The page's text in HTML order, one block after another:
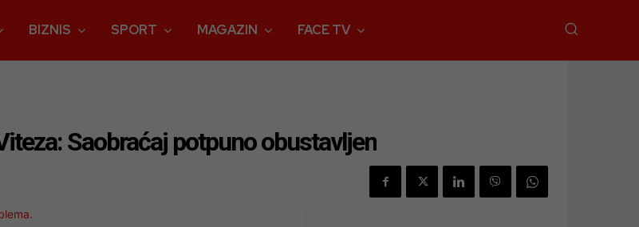
BIZNIS SPORT MAGAZIN FACE TV
Saobraćaj potpuno obustavljen